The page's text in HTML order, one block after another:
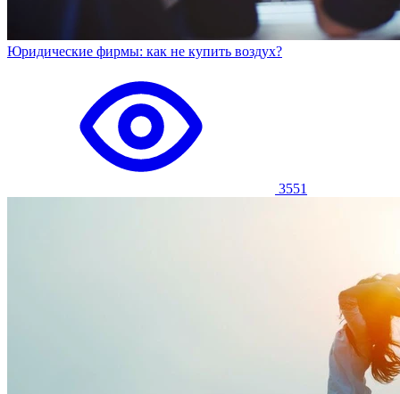
Юридические фирмы: как не купить воздух?
3551